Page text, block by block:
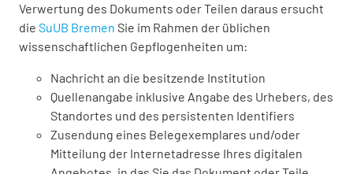
Verwertung des Dokuments oder Teilen daraus ersucht
die SuUB Bremen Sie im Rahmen der üblichen
wissenschaftlichen Gepflogenheiten um:
Nachricht an die besitzende Institution
Quellenangabe inklusive Angabe des Urhebers, des
Standortes und des persistenten Identifiers
Zusendung eines Belegexemplares und/oder
Mitteilung der Internetadresse Ihres digitalen